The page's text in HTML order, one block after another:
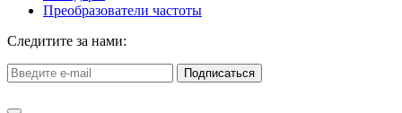
Преобразователи частоты
Следитите за нами:
Подписаться